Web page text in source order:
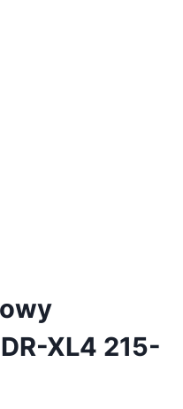
XL4 215-